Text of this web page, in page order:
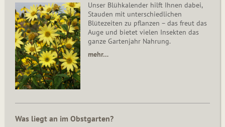
Unser Blühkalender hilft Ihnen dabei,
Stauden mit unterschiedlichen
Blütezeiten zu pflanzen – das freut das
Auge und bietet vielen Insekten das
ganze Gartenjahr Nahrung.
mehr…
Was liegt an im Obstgarten?